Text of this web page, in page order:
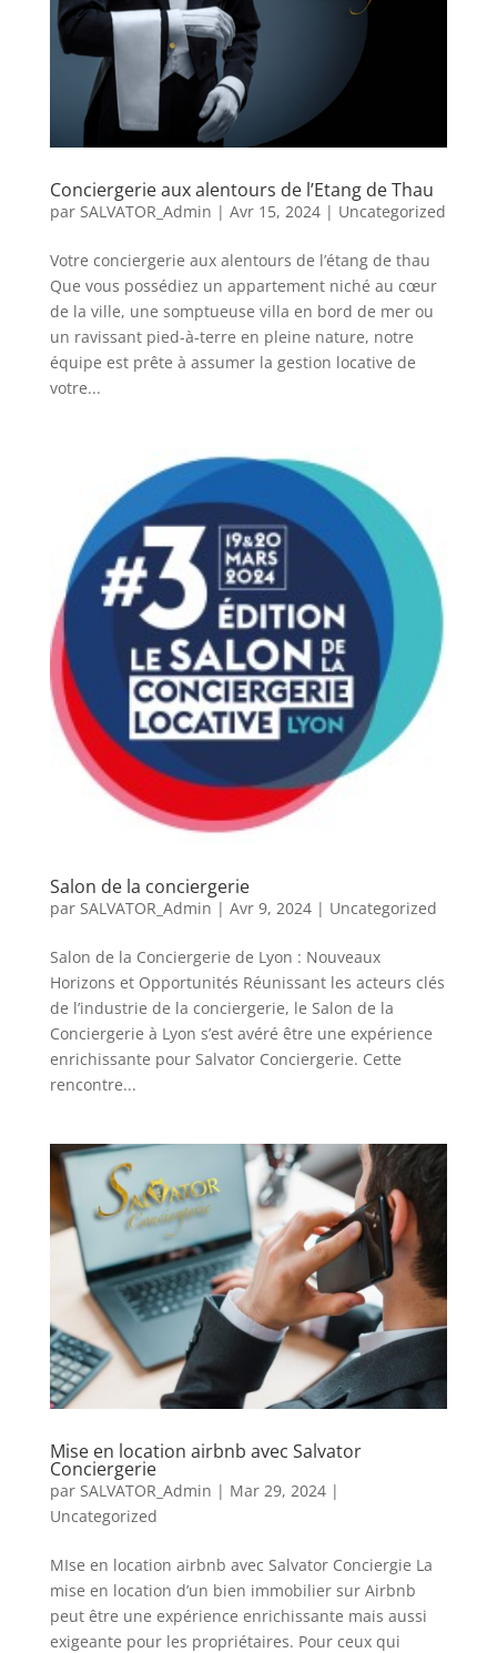
Conciergerie aux alentours de l’Etang de Thau
par SALVATOR_Admin | Avr 15, 2024| Uncategorized
Votre conciergerie aux alentours de l’étang de thau
Que vous possédiez un appartement niché au cœur
de la ville, une somptueuse villa en bord de mer ou
un ravissant pied-à-terre en pleine nature, notre
équipe est prête à assumer la gestion locative de
votre...
Salon de la conciergerie
par SALVATOR_Admin | Avr 9, 2024| Uncategorized
Salon de la Conciergerie de Lyon : Nouveaux
Horizons et Opportunités Réunissant les acteurs clés
de l’industrie de la conciergerie, le Salon de la
Conciergerie à Lyon s’est avéré être une expérience
enrichissante pour Salvator Conciergerie. Cette
rencontre...
Mise en location airbnb avec Salvator
Conciergerie
par SALVATOR_Admin | Mar 29, 2024|
Uncategorized
MIse en location airbnb avec Salvator Conciergie La
mise en location d’un bien immobilier sur Airbnb
peut être une expérience enrichissante mais aussi
exigeante pour les propriétaires. Pour ceux qui